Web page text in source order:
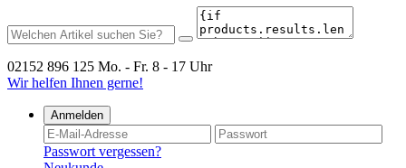
02152 896 125 Mo. - Fr. 8 - 17 Uhr
Wir helfen Ihnen gerne!
Anmelden
Passwort vergessen?